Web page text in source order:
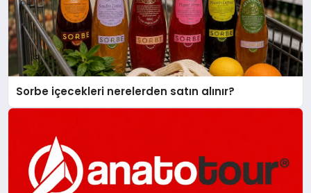
Sorbe içecekleri nerelerden satın alınır?